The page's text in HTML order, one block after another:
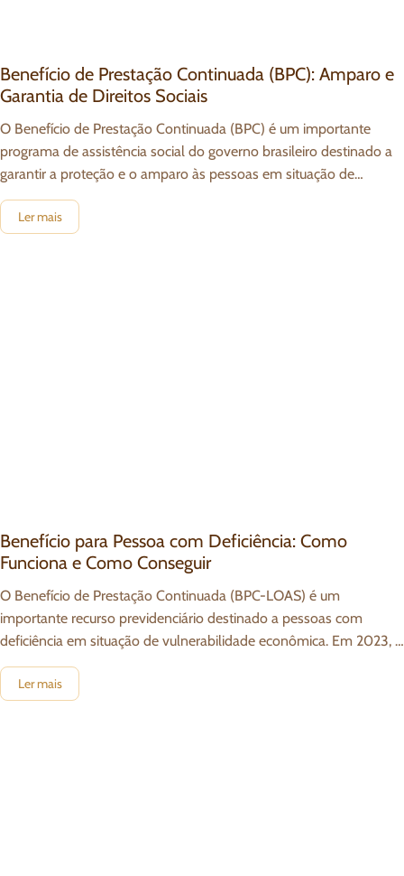
Benefício de Prestação Continuada (BPC): Amparo e
Garantia de Direitos Sociais
O Benefício de Prestação Continuada (BPC) é um importante
programa de assistência social do governo brasileiro destinado a
garantir a proteção e o amparo às pessoas em situação de
vulnerabilidade
Ler mais
Benefício para Pessoa com Deficiência: Como
Funciona e Como Conseguir
O Benefício de Prestação Continuada (BPC-LOAS) é um
importante recurso previdenciário destinado a pessoas com
deficiência em situação de vulnerabilidade econômica. Em 2023, o
BPC-LOAS continua sendo uma importante fonte
Ler mais